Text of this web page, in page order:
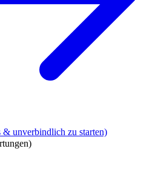
& unverbindlich zu starten)